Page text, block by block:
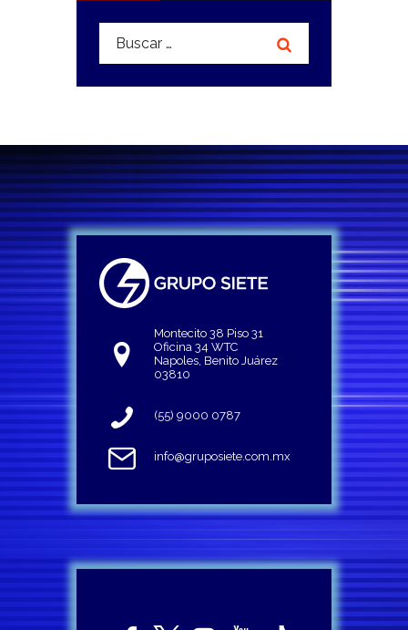
Buscar:
Montecito 38 Piso 31
Oficina 34 WTC
Napoles, Benito Juárez
03810
(55) 9000 0787
info@gruposiete.com.mx